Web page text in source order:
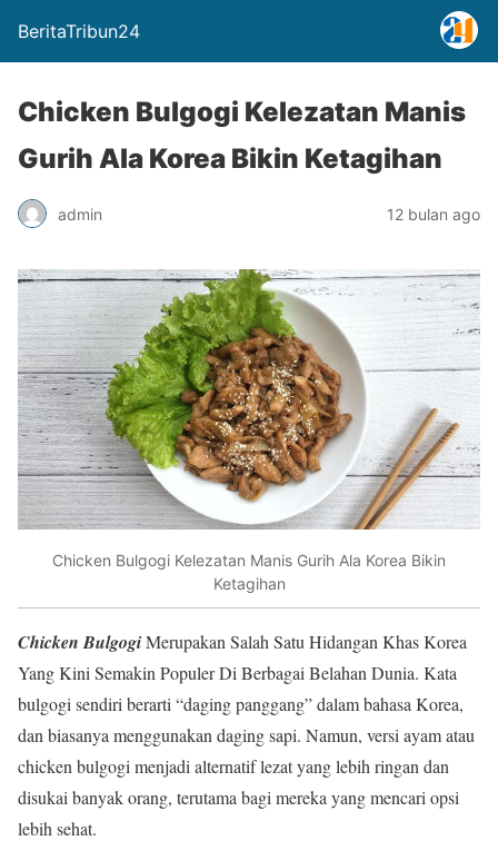
BeritaTribun24
Chicken Bulgogi Kelezatan Manis
Gurih Ala Korea Bikin Ketagihan
admin 12 bulan ago
Chicken Bulgogi Kelezatan Manis Gurih Ala Korea Bikin
Ketagihan
Chicken BulgogiMerupakan Salah Satu Hidangan Khas Korea
Yang Kini Semakin Populer Di Berbagai Belahan Dunia. Kata
bulgogi sendiri berarti “daging panggang” dalam bahasa Korea,
dan biasanya menggunakan daging sapi. Namun, versi ayam atau
chicken bulgogi menjadi alternatif lezat yang lebih ringan dan
disukai banyak orang, terutama bagi mereka yang mencari opsi
lebih sehat.